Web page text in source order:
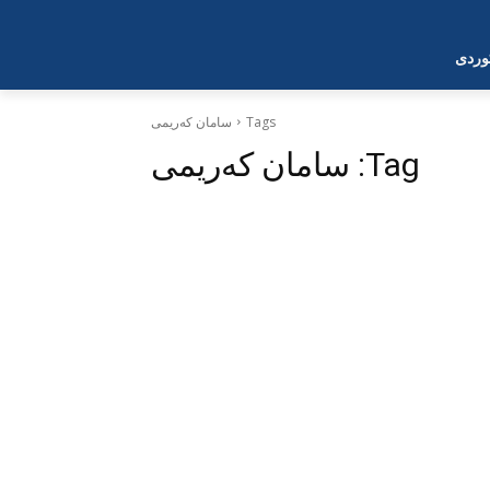
Tags سامان کەریمی
Tag: سامان کەریمی